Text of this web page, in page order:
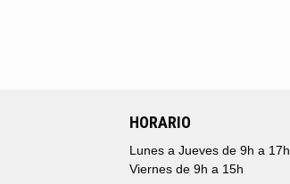
HORARIO
Lunes a Jueves de 9h a 17h
Viernes de 9h a 15h